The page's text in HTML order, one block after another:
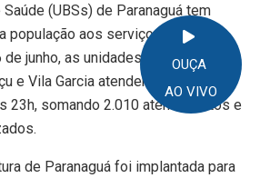
OUÇA
AO VIVO
(UBSs) de Paranaguá tem
população aos serviços de saúde.
junho, as unidades de Alexandra,
e Vila Garcia atenderam em horário
23h, somando 2.010 atendimentos e
de Paranaguá foi implantada para